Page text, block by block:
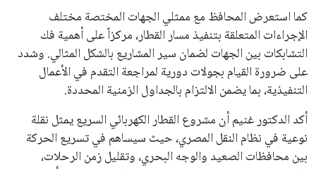
كما استعرض المحافظ مع ممثلي الجهات المختصة مختلف
الإجراءات المتعلقة بتنفيذ مسار القطار، مركزاً على أهمية فك
التشابكات بين الجهات لضمان سير المشاريع بالشكل المثالي. وشدد
على ضرورة القيام بجولات دورية لمراجعة التقدم في الأعمال
التنفيذية، بما يضمن الالتزام بالجداول الزمنية المحددة.
أكد الدكتور غنيم أن مشروع القطار الكهربائي السريع يمثل نقلة
نوعية في نظام النقل المصري، حيث سيساهم في تسريع الحركة
بين محافظات الصعيد والوجه البحري، وتقليل زمن الرحلات،